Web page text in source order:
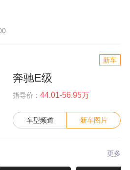
新车
奔驰E级
指导价： 44.01-56.95万
车型频道 新车图片
更多